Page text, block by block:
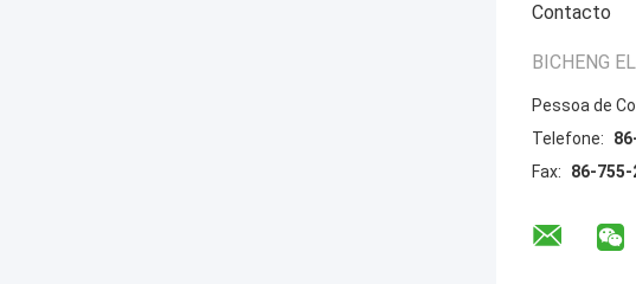
Contacto
BICHENG
Pessoa de
Telefone:
Fax:
86-755-